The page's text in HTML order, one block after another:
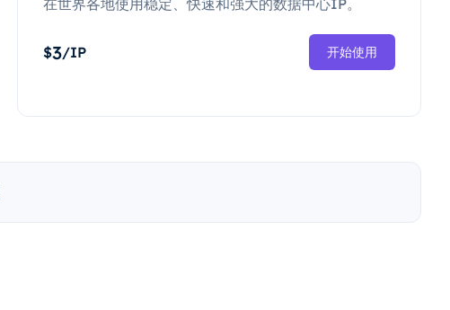
在世界各地使用稳定、快速和强大的数据中心IP。
$3/IP 开始使用